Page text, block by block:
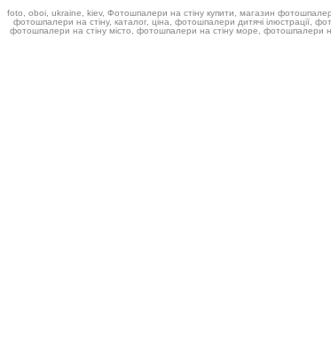
foto, oboi, ukraine, kiev, Фотошпалери на стіну купити, магазин
фотошпалери на стіну, каталог, ціна, фотошпалери дитячі ілюстрації, фотошпалери низькі ціни, дитячі фотошпалери на стіну, фотошпалери на
фотошпалери на стіну місто, фотошпалери на стіну море, фотошпалери